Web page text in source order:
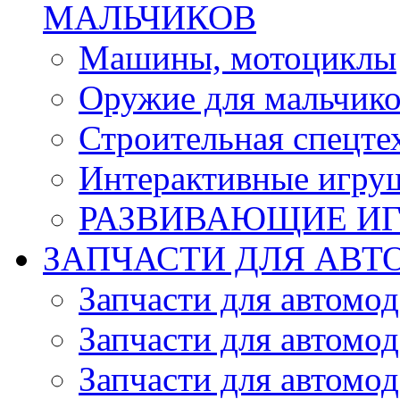
МАЛЬЧИКОВ
Машины, мотоциклы
Оружие для
Строительная
Интерактивные
РАЗВИВАЮЩИЕ
ЗАПЧАСТИ ДЛЯ
Запчасти для
Запчасти для
Запчасти для